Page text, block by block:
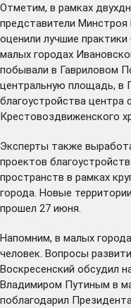
Отметим, в рамках
представители
оценили лучшие
малых городах
побывали в Гавриловом
центральную площадь, в
благоустройства центра
Крестовоздвиженского
Эксперты также
проектов
пространств в рамках
города. Новые
прошел 27 июня.
Напомним, в малых
человек. Вопросы
Воскресенский обсудил
Владимиром Путиным в
поблагодарил